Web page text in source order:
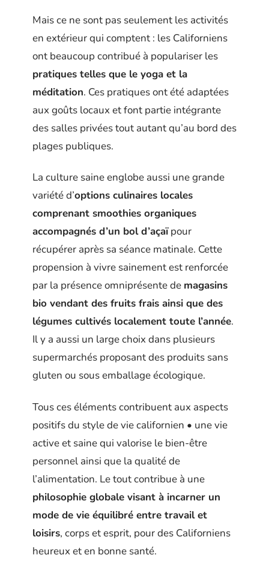
Mais ce ne sont pas seulement les activités
en extérieur qui comptent : les Californiens
ont beaucoup contribué à populariser les
pratiques telles que le yoga et la
méditation. Ces pratiques ont été adaptées
aux goûts locaux et font partie intégrante
des salles privées tout autant qu’au bord des
plages publiques.
La culture saine englobe aussi une grande
variété d’options culinaires locales
comprenant smoothies organiques
accompagnés d’un bol d’açaïpour
récupérer après sa séance matinale. Cette
propension à vivre sainement est renforcée
par la présence omniprésente de magasins
bio vendant des fruits frais ainsi que des
légumes cultivés localement toute l’année.
Il y a aussi un large choix dans plusieurs
supermarchés proposant des produits sans
gluten ou sous emballage écologique.
Tous ces éléments contribuent aux aspects
positifs du style de vie californien • une vie
active et saine qui valorise le bien-être
personnel ainsi que la qualité de
l’alimentation. Le tout contribue à une
philosophie globale visant à incarner un
mode de vie équilibré entre travail et
loisirs, corps et esprit, pour des Californiens
heureux et en bonne santé.